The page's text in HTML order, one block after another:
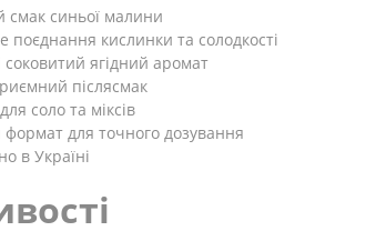
смак синьої малини
поєднання кислинки та солодкості
соковитий ягідний аромат
післясмак
соло та міксів
формат для точного дозування
в Україні